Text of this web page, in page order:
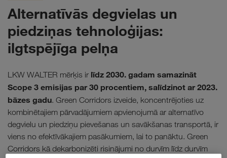
Nozaru risinājumi
Alternatīvās degvielas un
piedziņas tehnoloģijas:
ilgtspējīga pelņa
LKW WALTER mērķis ir līdz 2030. gadam samazināt
Scope 3 emisijas par 30 procentiem, salīdzinot ar 2023.
bāzes gadu. Green Corridors izveide, koncentrējoties uz
kombinētajiem pārvadājumiem apvienojumā ar alternatīvo
degvielu un piedziņu pievešanas un savākšanas transportā, ir
viens no efektīvākajiem pasākumiem, lai to panāktu. Green
Corridors kā dekarbonizēti risinājumi no durvīm līdz durvīm